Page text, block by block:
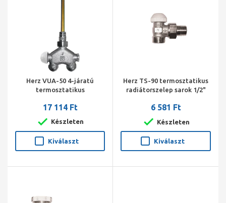
Herz VUA-50 4-járatú
termosztatikus
290/11 kétcs.balos, 5 cm,
17 114 Ft
Készleten
Kiválaszt
Herz TS-90 termosztatikus
radiátorszelep sarok 1/2"
6 581 Ft
Készleten
Kiválaszt